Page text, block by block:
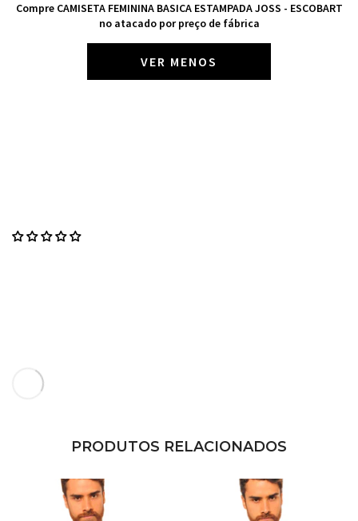
Compre CAMISETA FEMININA BASICA ESTAMPADA JOSS - ESCOBART
no atacado por preço de fábrica
VER MENOS
PRODUTOS RELACIONADOS